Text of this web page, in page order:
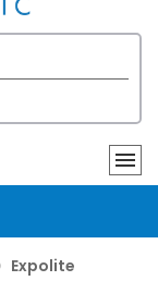
Expolite